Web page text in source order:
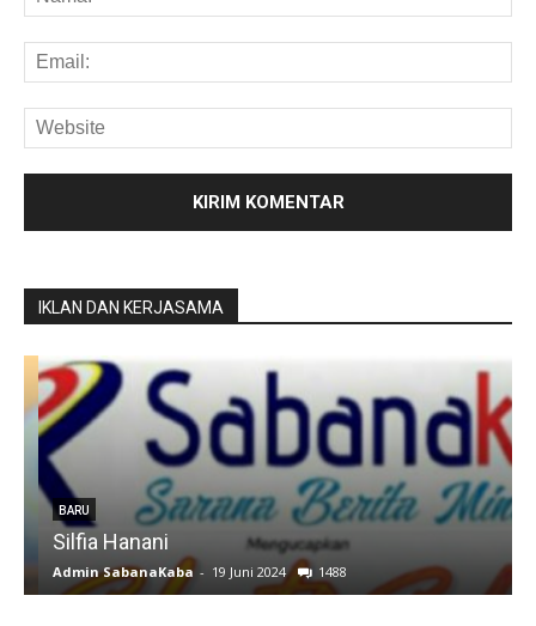
IKLAN DAN KERJASAMA
BARU
Silfia Hanani
Admin SabanaKaba - 19 Juni 2024 1488